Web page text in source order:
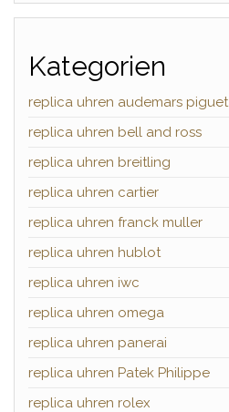
Kategorien
replica uhren audemars piguet
replica uhren bell and ross
replica uhren breitling
replica uhren cartier
replica uhren franck muller
replica uhren hublot
replica uhren iwc
replica uhren omega
replica uhren panerai
replica uhren Patek Philippe
replica uhren rolex